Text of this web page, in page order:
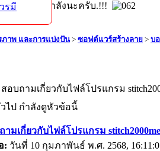
ำบ้างตามกำลังนะครับ.!!!
าพ และการแบ่งปัน> ซอฟต์แวร์สร้างลาย > บ
อบถามเกี่ยวกับไฟล์โปรแกรม
ไป กำลังดูหัวข้อนี้
ามเกี่ยวกับไฟล์โปรแกรม stitch2000me
: วันที่ 10 กุมภาพันธ์ พ.ศ. 2568,
รมี